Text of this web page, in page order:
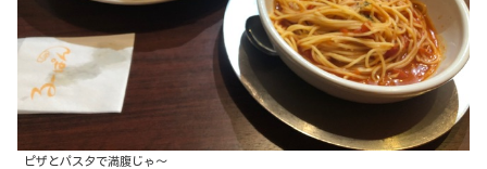
ピザとパスタで満腹じゃ〜